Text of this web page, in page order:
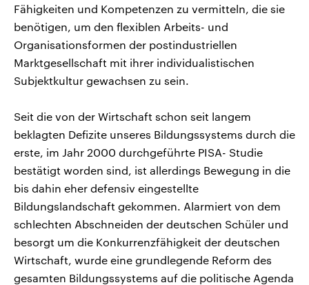
Fähigkeiten und Kompetenzen zu vermitteln, die sie
benötigen, um den flexiblen Arbeits- und
Organisationsformen der postindustriellen
Marktgesellschaft mit ihrer individualistischen
Subjektkultur gewachsen zu sein.
Seit die von der Wirtschaft schon seit langem
beklagten Defizite unseres Bildungssystems durch die
erste, im Jahr 2000 durchgeführte PISA- Studie
bestätigt worden sind, ist allerdings Bewegung in die
bis dahin eher defensiv eingestellte
Bildungslandschaft gekommen. Alarmiert von dem
schlechten Abschneiden der deutschen Schüler und
besorgt um die Konkurrenzfähigkeit der deutschen
Wirtschaft, wurde eine grundlegende Reform des
gesamten Bildungssystems auf die politische Agenda